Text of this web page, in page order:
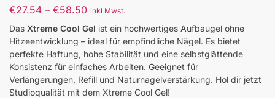
€27.54 – €58.50 inkl Mwst.
Das Xtreme Cool Gel ist ein hochwertiges Aufbaugel ohne
Hitzeentwicklung – ideal für empfindliche Nägel. Es bietet
perfekte Haftung, hohe Stabilität und eine selbstglättende
Konsistenz für einfaches Arbeiten. Geeignet für
Verlängerungen, Refill und Naturnagelverstärkung. Hol dir jetzt
Studioqualität mit dem Xtreme Cool Gel!